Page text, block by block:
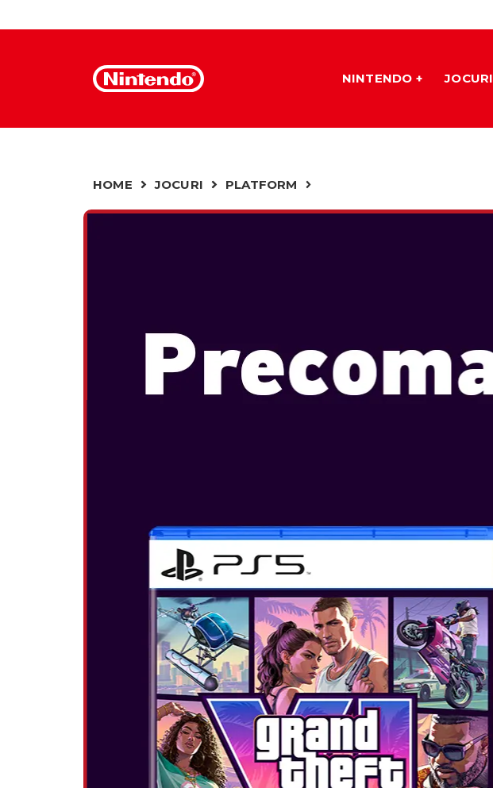
NINTENDO JOCURI
HOME JOCURI PLATFORM
SUPER MARIO PARTY JAMBOREE